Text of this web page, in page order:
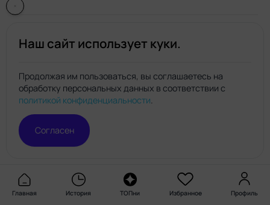
Главная История ТОПни Избранное Профиль
Нейро.топ
© Нейро.топ 2026. Все права защищены.
Политика конфиденциальности
сайтом
Наш сайт использует куки.
Продолжая им пользоваться, вы соглашаетесь на
обработку персональных данных в соответствии с
политикой конфиденциальности.
Согласен